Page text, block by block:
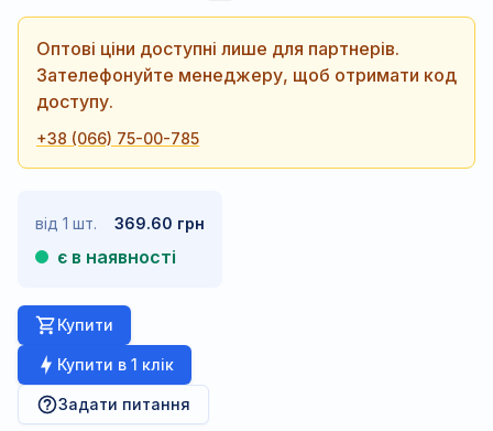
Оптові ціни доступні лише для партнерів.
Зателефонуйте менеджеру, щоб отримати код
доступу.
+38 (066) 75-00-785
від 1 шт. 369.60 грн
є в наявності
Купити
Купити в 1 клік
Задати питання